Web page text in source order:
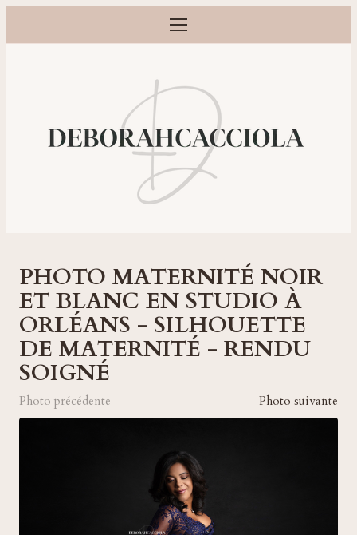
Ouvrir le menu
Photographe grossesse, naissance, bébé et famille à Orléans
PHOTO MATERNITÉ NOIR
ET BLANC EN STUDIO À
ORLÉANS - SILHOUETTE
DE MATERNITÉ - RENDU
SOIGNÉ
Photo précédente Photo suivante